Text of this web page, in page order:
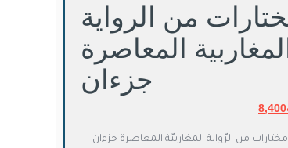
من الرواية
المعاصرة
جزءان
8,400السعر
هو:
مختارات من الرّواية المغاربيّة المعاصرة جزءان